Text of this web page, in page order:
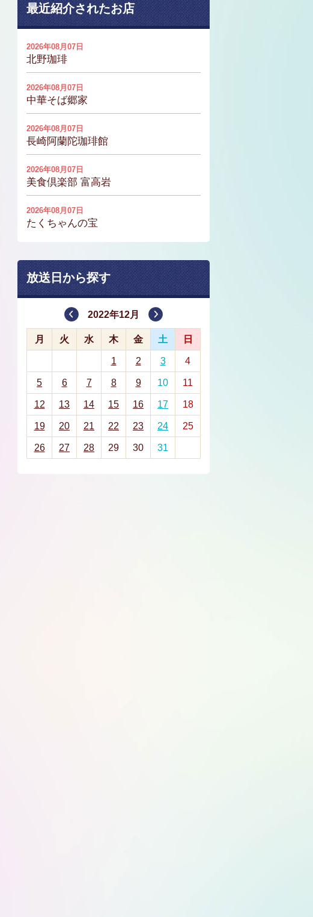
最近紹介されたお店
2026年08月07日
北野珈琲
2026年08月07日
中華そば郷家
2026年08月07日
長崎阿蘭陀珈琲館
2026年08月07日
美食倶楽部 富高岩
2026年08月07日
たくちゃんの宝
放送日から探す
2022年12月
月 火 水 木 金 土 日
1 2 3 4
5 6 7 8 9 10 11
12 13 14 15 16 17 18
19 20 21 22 23 24 25
26 27 28 29 30 31